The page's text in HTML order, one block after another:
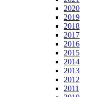
2020
2019
2018
2017
2016
2015
2014
2013
2012
2011